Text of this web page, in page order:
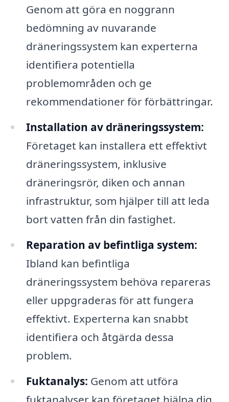
Genom att göra en noggrann
bedömning av nuvarande
dräneringssystem kan experterna
identifiera potentiella
problemområden och ge
rekommendationer för förbättringar.
Installation av dräneringssystem:
Företaget kan installera ett effektivt
dräneringssystem, inklusive
dräneringsrör, diken och annan
infrastruktur, som hjälper till att leda
bort vatten från din fastighet.
Reparation av befintliga system:
Ibland kan befintliga
dräneringssystem behöva repareras
eller uppgraderas för att fungera
effektivt. Experterna kan snabbt
identifiera och åtgärda dessa
problem.
Fuktanalys: Genom att utföra